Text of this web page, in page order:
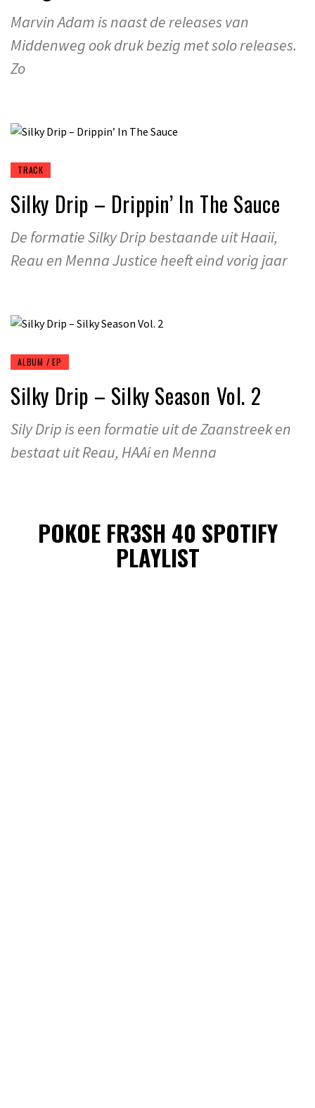
Marvin Adam is naast de releases van
Middenweg ook druk bezig met solo releases.
Zo
TRACK
Silky Drip – Drippin’ In The Sauce
De formatie Silky Drip bestaande uit Haaii,
Reau en Menna Justice heeft eind vorig jaar
ALBUM / EP
Silky Drip – Silky Season Vol. 2
Sily Drip is een formatie uit de Zaanstreek en
bestaat uit Reau, HAAi en Menna
POKOE FR3SH 40 SPOTIFY
PLAYLIST